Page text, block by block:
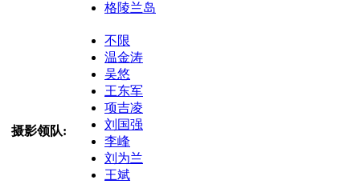
格陵兰岛
摄影领队:
不限
温金涛
吴悠
王东军
项吉凌
刘国强
李峰
刘为兰
王斌